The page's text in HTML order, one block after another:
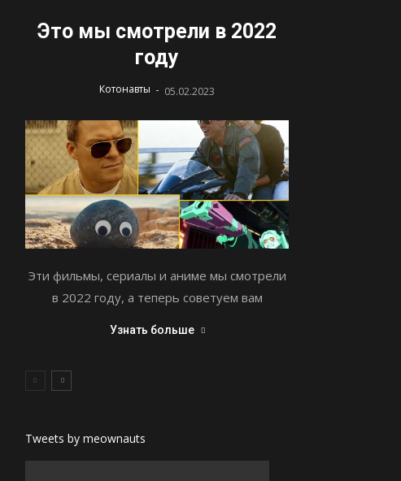
Это мы смотрели в 2022
году
Котонавты - 05.02.2023
Эти фильмы, сериалы и аниме мы смотрели
в 2022 году, а теперь советуем вам
Узнать больше
Tweets by meownauts